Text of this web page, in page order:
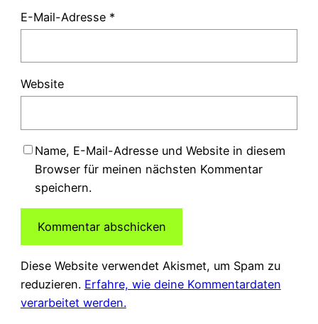
E-Mail-Adresse *
Website
Name, E-Mail-Adresse und Website in diesem
Browser für meinen nächsten Kommentar
speichern.
Diese Website verwendet Akismet, um Spam zu
reduzieren. Erfahre, wie deine Kommentardaten
verarbeitet werden.